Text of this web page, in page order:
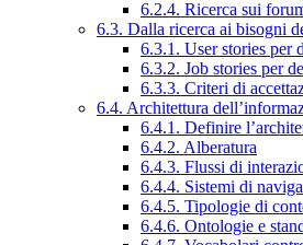
6.2.4. Ricerca sui
6.3. Dalla ricerca ai bisogni
6.3.1. User stories per
6.3.2. Job stories per
6.3.3. Criteri di
6.4. Architettura
6.4.1. Definire
6.4.2. Alberatura
6.4.3. Flussi di
6.4.4. Sistemi di
6.4.5. Tipologie di
6.4.6. Ontologie e